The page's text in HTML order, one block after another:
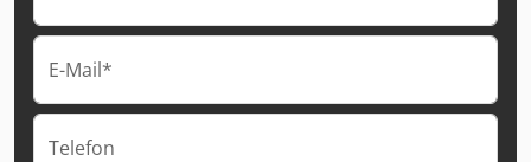
E-Mail*
Telefon